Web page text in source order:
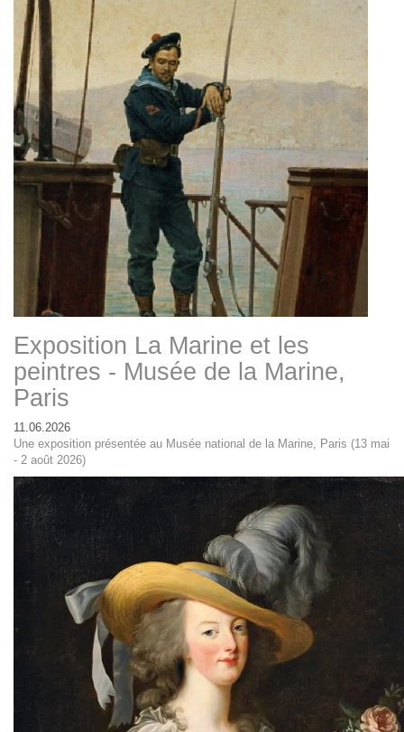
Exposition La Marine et les
peintres - Musée de la Marine,
Paris
11.06.2026
Une exposition présentée au Musée national de la Marine, Paris (13 mai
- 2 août 2026)